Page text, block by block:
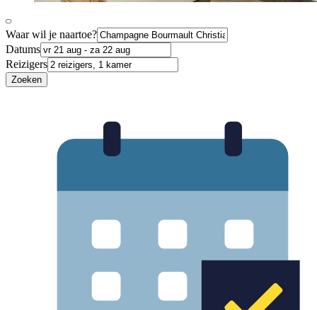
Waar wil je naartoe?
Datums
Reizigers
Zoeken